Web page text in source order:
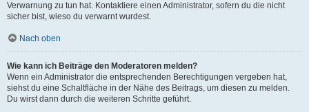
Verwarnung zu tun hat. Kontaktiere einen Administrator, sofern du die nicht
sicher bist, wieso du verwarnt wurdest.
Nach oben
Wie kann ich Beiträge den Moderatoren melden?
Wenn ein Administrator die entsprechenden Berechtigungen vergeben hat,
siehst du eine Schaltfläche in der Nähe des Beitrags, um diesen zu melden.
Du wirst dann durch die weiteren Schritte geführt.